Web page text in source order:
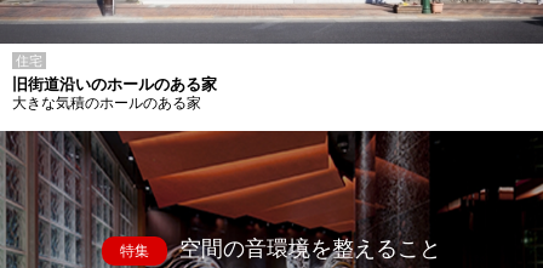
住宅
旧街道沿いのホールのある家
大きな気積のホールのある家
特集 空間の音環境を整えること